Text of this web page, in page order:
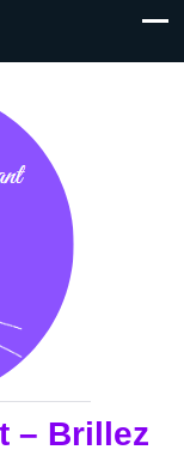
– Brillez